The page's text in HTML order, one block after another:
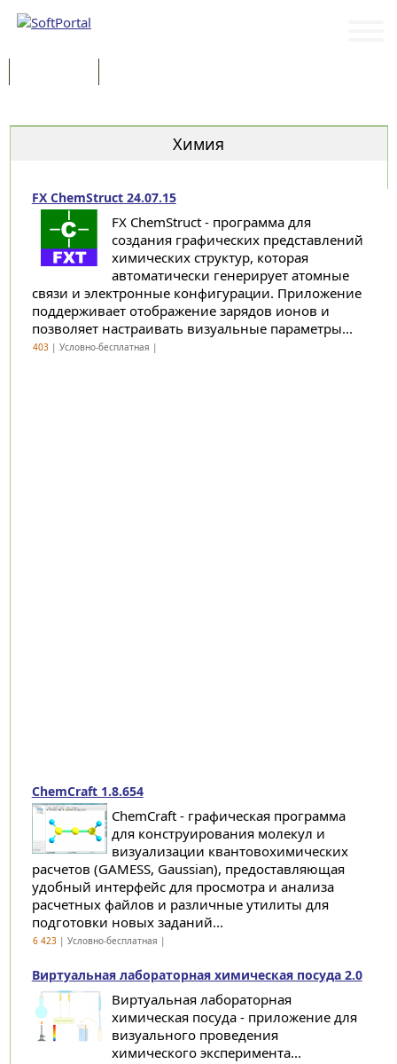
Химия
FX ChemStruct 24.07.15
FX ChemStruct - программа для
создания графических представлений
химических структур, которая
автоматически генерирует атомные
связи и электронные конфигурации. Приложение
поддерживает отображение зарядов ионов и
позволяет настраивать визуальные параметры...
403| Условно-бесплатная |
ChemCraft 1.8.654
ChemCraft - графическая программа
для конструирования молекул и
визуализации квантовохимических
расчетов (GAMESS, Gaussian), предоставляющая
удобный интерфейс для просмотра и анализа
расчетных файлов и различные утилиты для
подготовки новых заданий...
6 423| Условно-бесплатная |
Виртуальная лабораторная химическая посуда 2.0
Виртуальная лабораторная
химическая посуда - приложение для
визуального проведения
химического эксперимента...